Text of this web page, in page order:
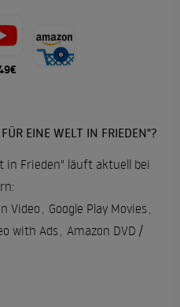
EINE WELT IN FRIEDEN"?
in Frieden" läuft aktuell bei
Video Google Play Movies
with Ads Amazon DVD /